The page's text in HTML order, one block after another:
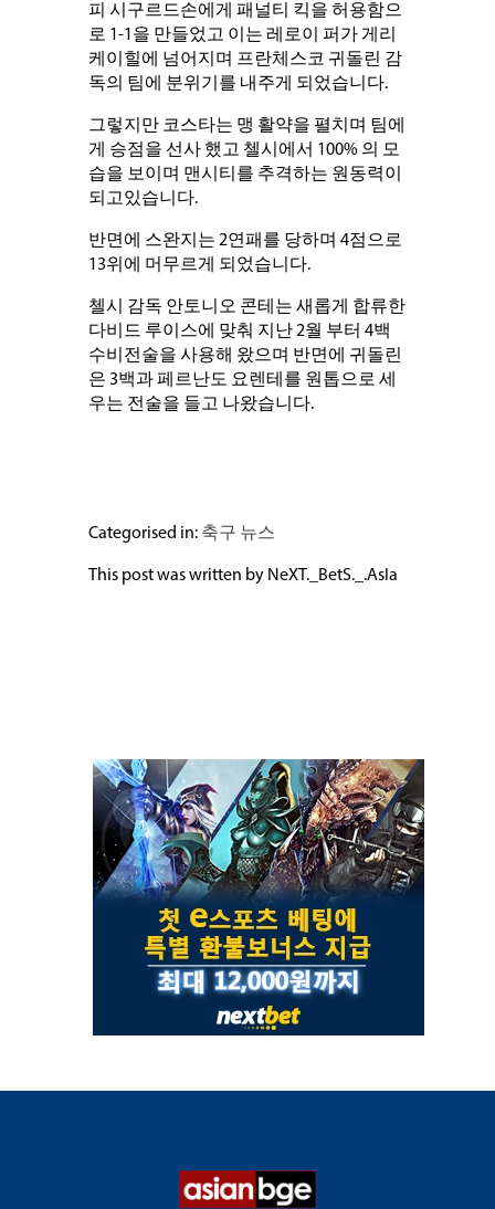
피 시구르드손에게 패널티 킥을 허용함으
로 1-1을 만들었고 이는 레로이 퍼가 게리
케이힐에 넘어지며 프란체스코 귀돌린 감
독의 팀에 분위기를 내주게 되었습니다.
그렇지만 코스타는 맹 활약을 펼치며 팀에
게 승점을 선사 했고 첼시에서 100% 의 모
습을 보이며 맨시티를 추격하는 원동력이
되고있습니다.
반면에 스완지는 2연패를 당하며 4점으로
13위에 머무르게 되었습니다.
첼시 감독 안토니오 콘테는 새롭게 합류한
다비드 루이스에 맞춰 지난 2월 부터 4백
수비전술을 사용해 왔으며 반면에 귀돌린
은 3백과 페르난도 요렌테를 원톱으로 세
우는 전술을 들고 나왔습니다.
Categorised in: 축구 뉴스
This post was written by NeXT._BetS._.AsIa